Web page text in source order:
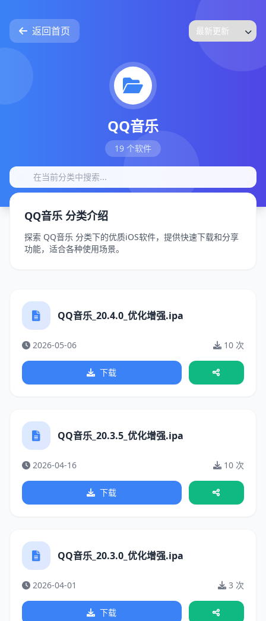
返回首页
QQ音乐
19 个软件
QQ音乐 分类介绍
探索 QQ音乐 分类下的优质iOS软件，提供快速下载和分享
功能，适合各种使用场景。
QQ音乐_20.4.0_优化增强.ipa
2026-05-06 10 次
下载
QQ音乐_20.3.5_优化增强.ipa
2026-04-16 10 次
下载
QQ音乐_20.3.0_优化增强.ipa
2026-04-01 3 次
下载